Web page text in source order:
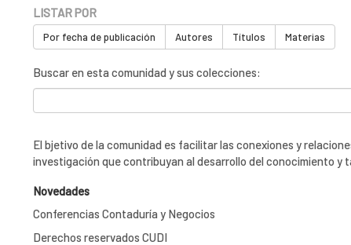
LISTAR POR
Por fecha de publicación Autores Títulos Materias
Buscar en esta comunidad y sus colecciones:
El bjetivo de la comunidad es facilitar las conexiones y
investigación que contribuyan al desarrollo del conocimiento y
Novedades
Conferencias Contaduría y Negocios
Derechos reservados CUDI